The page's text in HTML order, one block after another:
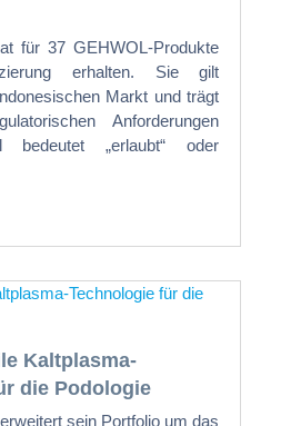
für 37 GEHWOL-Produkte
erhalten. Sie gilt
Markt und trägt
Anforderungen
bedeutet „erlaubt“ oder
Kaltplasma-
die Podologie
sein Portfolio um das